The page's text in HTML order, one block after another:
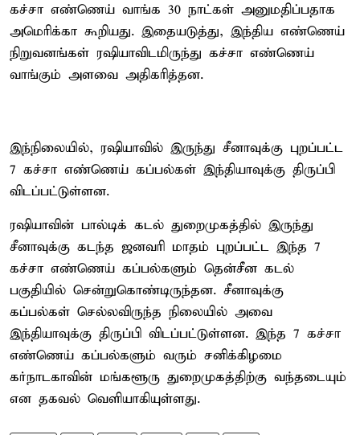
கச்சா எண்ணெய் வாங்க 30 நாட்கள் அனுமதிப்பதாக
அமெரிக்கா கூறியது. இதையடுத்து, இந்திய எண்ணெய்
நிறுவனங்கள் ரஷியாவிடமிருந்து கச்சா எண்ணெய்
வாங்கும் அளவை அதிகரித்தன.
இந்நிலையில், ரஷியாவில் இருந்து சீனாவுக்கு புறப்பட்ட
7 கச்சா எண்ணெய் கப்பல்கள் இந்தியாவுக்கு திருப்பி
விடப்பட்டுள்ளன.
ரஷியாவின் பால்டிக் கடல் துறைமுகத்தில் இருந்து
சீனாவுக்கு கடந்த ஜனவரி மாதம் புறப்பட்ட இந்த 7
கச்சா எண்ணெய் கப்பல்களும் தென்சீன கடல்
பகுதியில் சென்றுகொண்டிருந்தன. சீனாவுக்கு
கப்பல்கள் செல்லவிருந்த நிலையில் அவை
இந்தியாவுக்கு திருப்பி விடப்பட்டுள்ளன. இந்த 7 கச்சா
எண்ணெய் கப்பல்களும் வரும் சனிக்கிழமை
கர்நாடகாவின் மங்களூரு துறைமுகத்திற்கு வந்தடையும்
என தகவல் வெளியாகியுள்ளது.